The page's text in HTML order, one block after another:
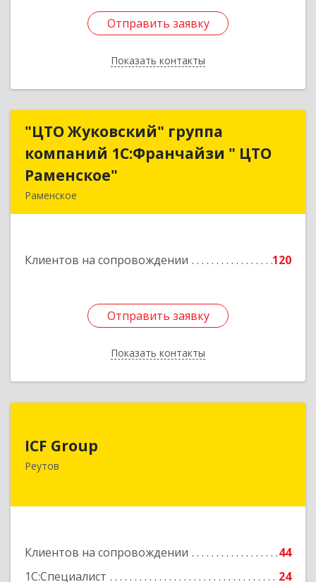
Отправить заявку
Показать контакты
Отправить заявку
Назад
"ЦТО Жуковский" группа
компаний 1С:Франчайзи " ЦТО
Раменское"
Раменское
Клиентов на сопровождении 120
Отправить заявку
Показать контакты
"ЦТО Жуковский" группа
компаний 1С:Франчайзи " ЦТО
Подробнее
Отправить заявку
Назад
ICF Group
Реутов
Клиентов на сопровождении
44
1С:Специалист
24
143965, Московская обл, г.о. Реутов, Реутов г,
Подробнее